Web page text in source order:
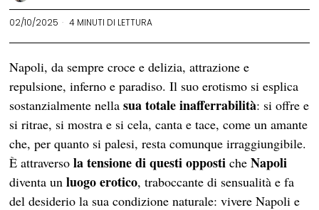
02/10/2025 4 MINUTI DI LETTURA
Napoli, da sempre croce e delizia, attrazione e
repulsione, inferno e paradiso. Il suo erotismo si esplica
sostanzialmente nella sua totale inafferrabilità: si offre e
si ritrae, si mostra e si cela, canta e tace, come un amante
che, per quanto si palesi, resta comunque irraggiungibile.
È attraversola tensione di questi opposticheNapoli
diventa unluogo erotico, traboccante di sensualità e fa
del desiderio la sua condizione naturale: vivere Napoli e